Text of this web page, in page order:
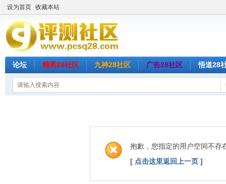
设为首页 收藏本站
论坛 精英28社区 九神28社区 广告28社区 悟道28
抱歉，您指定的用户空间不存
[ 点击这里返回上一页 ]